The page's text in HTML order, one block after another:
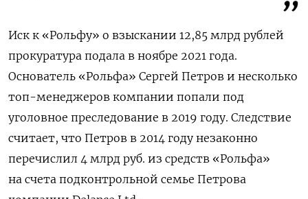
Иск к «Рольфу» о взыскании 12,85 млрд рублей
прокуратура подала в ноябре 2021 года.
Основатель «Рольфа» Сергей Петров и несколько
топ-менеджеров компании попали под
уголовное преследование в 2019 году. Следствие
считает, что Петров в 2014 году незаконно
перечислил 4 млрд руб. из средств «Рольфа»
на счета подконтрольной семье Петрова